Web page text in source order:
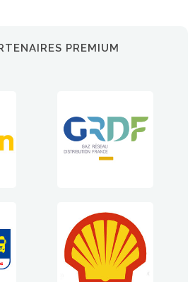
PREMIUM